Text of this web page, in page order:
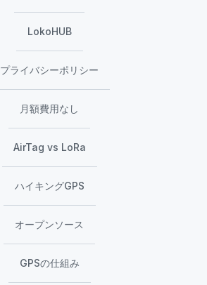
LokoHUB
プライバシーポリシー
月額費用なし
AirTag vs LoRa
ハイキングGPS
オープンソース
GPSの仕組み